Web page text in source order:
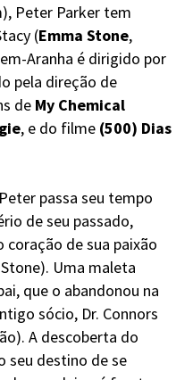
Peter Parker tem
(Emma Stone,
Aranha é dirigido por
pela direção de
de My Chemical
, e do filme (500) Dias
passa seu tempo
de seu passado,
de sua paixão
Uma maleta
que o abandonou na
sócio, Dr. Connors
A descoberta do
seu destino de se